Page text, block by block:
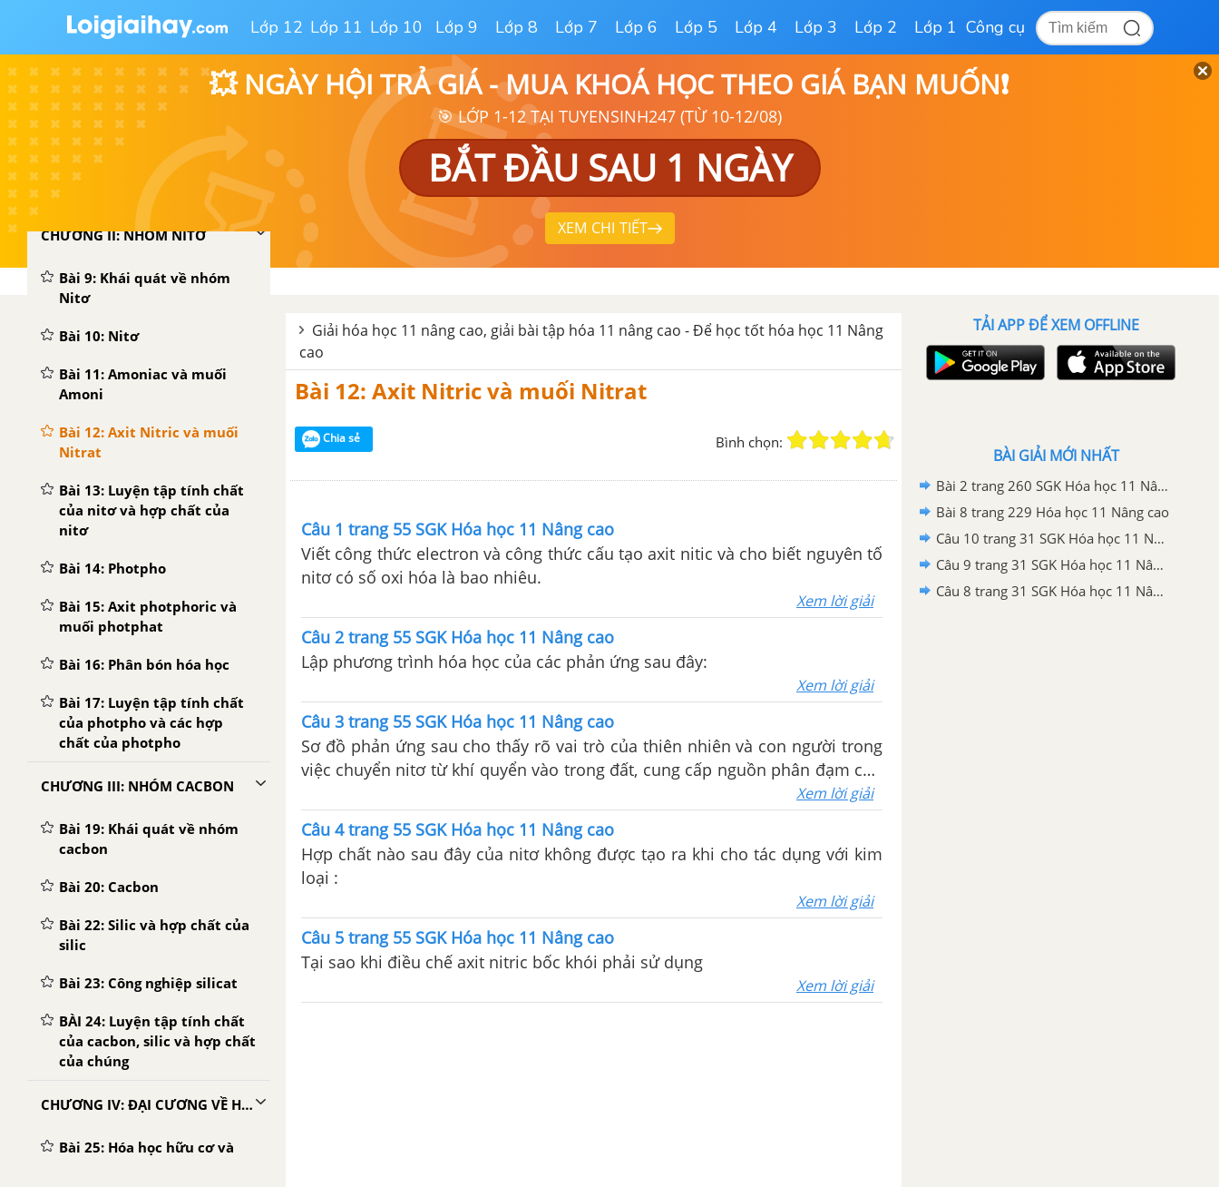
Lớp 12 Lớp 11 Lớp 10 Lớp 9 Lớp 8 Lớp 7 Lớp 6 Lớp 5 Lớp 4 Lớp 3 Lớp 2 Lớp 1 Công cụ
💥 NGÀY HỘI TRẢ GIÁ - MUA KHOÁ HỌC THEO GIÁ BẠN MUỐN❗
🎯 LỚP 1-12 TẠI TUYENSINH247 (TỪ 10-12/08)
BẮT ĐẦU SAU 1 NGÀY
XEM CHI TIẾT
Bài 5: Luyện tập axit, bazơ
và muối
Bài 6: Phản ứng trao đổi ion
trong dung dịch các chất
điện li
Bài 7: Luyện tập phản ứng
trao đổi ion trong dung dịch
các chất điện li
CHƯƠNG II: NHÓM NITƠ
Bài 9: Khái quát về nhóm
Nitơ
Bài 10: Nitơ
Bài 11: Amoniac và muối
Amoni
Bài 12: Axit Nitric và muối
Nitrat
Bài 13: Luyện tập tính chất
của nitơ và hợp chất của
nitơ
Bài 14: Photpho
Bài 15: Axit photphoric và
muối photphat
Bài 16: Phân bón hóa học
Bài 17: Luyện tập tính chất
của photpho và các hợp
chất của photpho
CHƯƠNG III: NHÓM CACBON
Bài 19: Khái quát về nhóm
cacbon
Bài 20: Cacbon
Bài 22: Silic và hợp chất của
silic
Bài 23: Công nghiệp silicat
BÀI 24: Luyện tập tính chất
của cacbon, silic và hợp chất
của chúng
CHƯƠNG IV: ĐẠI CƯƠNG VỀ HÓA HỌC HỮU CƠ
Bài 25: Hóa học hữu cơ và
Giải hóa học 11 nâng cao, giải bài tập hóa 11 nâng cao - Để học tốt hóa học 11 Nâng
cao
Bài 12: Axit Nitric và muối Nitrat
Chia sẻ Bình chọn:
Câu 1 trang 55 SGK Hóa học 11 Nâng cao
Viết công thức electron và công thức cấu tạo axit nitic và cho biết nguyên tố
nitơ có số oxi hóa là bao nhiêu.
Xem lời giải
Câu 2 trang 55 SGK Hóa học 11 Nâng cao
Lập phương trình hóa học của các phản ứng sau đây:
Xem lời giải
Câu 3 trang 55 SGK Hóa học 11 Nâng cao
Sơ đồ phản ứng sau cho thấy rõ vai trò của thiên nhiên và con người trong
việc chuyển nitơ từ khí quyển vào trong đất, cung cấp nguồn phân đạm cho
Xem lời giải
Câu 4 trang 55 SGK Hóa học 11 Nâng cao
Hợp chất nào sau đây của nitơ không được tạo ra khi cho tác dụng với kim
loại :
Xem lời giải
Câu 5 trang 55 SGK Hóa học 11 Nâng cao
Tại sao khi điều chế axit nitric bốc khói phải sử dụng
Xem lời giải
TẢI APP ĐỂ XEM OFFLINE
BÀI GIẢI MỚI NHẤT
Bài 2 trang 260 SGK Hóa học 11 Nâng cao
Bài 8 trang 229 Hóa học 11 Nâng cao
Câu 10 trang 31 SGK Hóa học 11 Nâng cao
Câu 9 trang 31 SGK Hóa học 11 Nâng cao
Câu 8 trang 31 SGK Hóa học 11 Nâng cao